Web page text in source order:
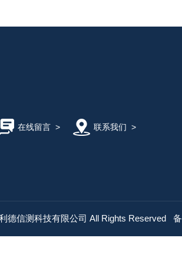
在线留言> 联系我们 >
德信测科技有限公司 All Rights Reserved